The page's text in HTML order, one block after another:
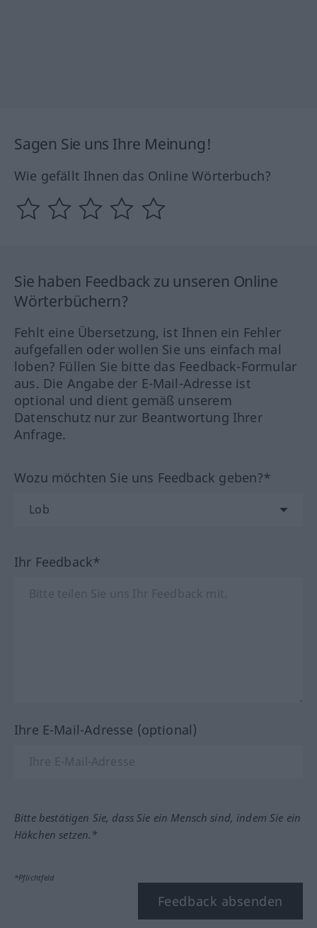
Sagen Sie uns Ihre Meinung!
Wie gefällt Ihnen das Online Wörterbuch?
Sie haben Feedback zu unseren Online
Wörterbüchern?
Fehlt eine Übersetzung, ist Ihnen ein Fehler
aufgefallen oder wollen Sie uns einfach mal
loben? Füllen Sie bitte das Feedback-Formular
aus. Die Angabe der E-Mail-Adresse ist
optional und dient gemäß unserem
Datenschutz nur zur Beantwortung Ihrer
Anfrage.
Wozu möchten Sie uns Feedback geben?*
Ihr Feedback*
Ihre E-Mail-Adresse (optional)
Bitte bestätigen Sie, dass Sie ein Mensch sind, indem Sie ein
Häkchen setzen.*
*Pflichtfeld
Feedback absenden